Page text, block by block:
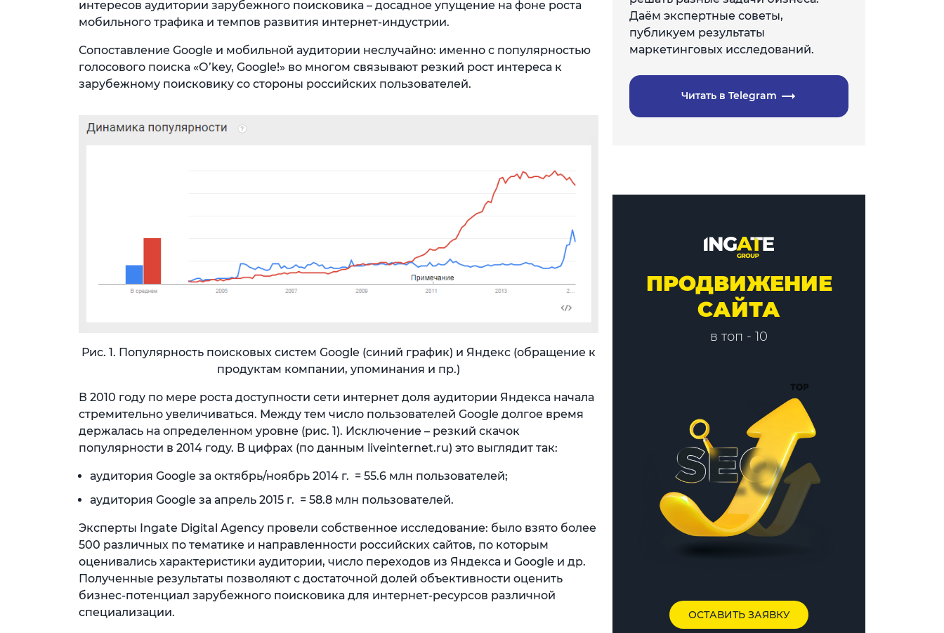
интересов аудитории зарубежного поисковика – досадное упущение на фоне роста
мобильного трафика и темпов развития интернет-индустрии.
Сопоставление Google и мобильной аудитории неслучайно: именно с популярностью
голосового поиска «О’key, Google!» во многом связывают резкий рост интереса к
зарубежному поисковику со стороны российских пользователей.
Рис. 1. Популярность поисковых систем Google (синий график) и Яндекс (обращение к
продуктам компании, упоминания и пр.)
В 2010 году по мере роста доступности сети интернет доля аудитории Яндекса начала
стремительно увеличиваться. Между тем число пользователей Google долгое время
держалась на определенном уровне (рис. 1). Исключение – резкий скачок
популярности в 2014 году. В цифрах (по данным liveinternet.ru) это выглядит так:
аудитория Google за октябрь/ноябрь 2014 г. = 55.6 млн пользователей;
аудитория Google за апрель 2015 г. = 58.8 млн пользователей.
Эксперты Ingate Digital Agency провели собственное исследование: было взято более
500 различных по тематике и направленности российских сайтов, по которым
оценивались характеристики аудитории, число переходов из Яндекса и Google и др.
Полученные результаты позволяют с достаточной долей объективности оценить
бизнес-потенциал зарубежного поисковика для интернет-ресурсов различной
специализации.
Даём экспертные советы,
публикуем результаты
маркетинговых исследований.
Читать в Telegram
ПРОДВИЖЕНИЕ
САЙТА
в топ - 10
ОСТАВИТЬ ЗАЯВКУ